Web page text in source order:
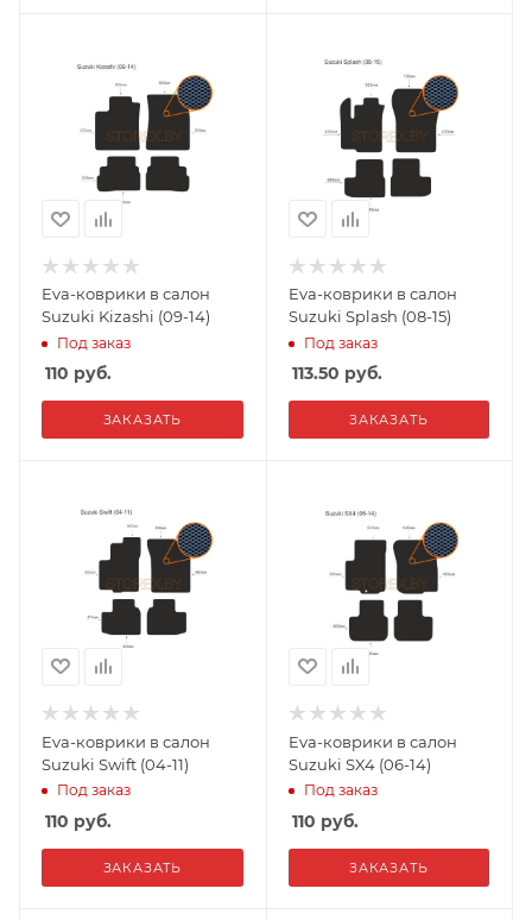
Eva-коврики в салон
Suzuki Kizashi (09-14)
Под заказ
110 руб.
ЗАКАЗАТЬ
Eva-коврики в салон
Suzuki Splash (08-15)
Под заказ
113.50 руб.
ЗАКАЗАТЬ
Eva-коврики в салон
Suzuki Swift (04-11)
Под заказ
110 руб.
ЗАКАЗАТЬ
Eva-коврики в салон
Suzuki SX4 (06-14)
Под заказ
110 руб.
ЗАКАЗАТЬ